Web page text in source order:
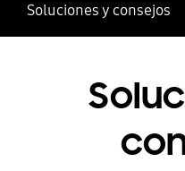
Soluciones y consejos